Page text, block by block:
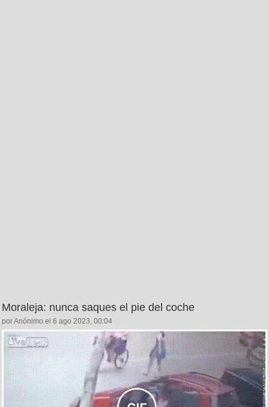
Moraleja: nunca saques el pie del coche
por Anónimo el 6 ago 2023, 00:04